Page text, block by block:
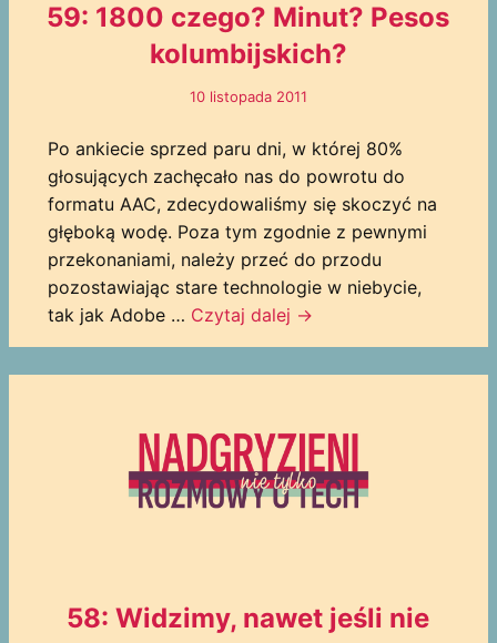
59: 1800 czego? Minut? Pesos
kolumbijskich?
10 listopada 2011
Po ankiecie sprzed paru dni, w której 80%
głosujących zachęcało nas do powrotu do
formatu AAC, zdecydowaliśmy się skoczyć na
głęboką wodę. Poza tym zgodnie z pewnymi
przekonaniami, należy przeć do przodu
pozostawiając stare technologie w niebycie,
tak jak Adobe … Czytaj dalej →
58: Widzimy, nawet jeśli nie